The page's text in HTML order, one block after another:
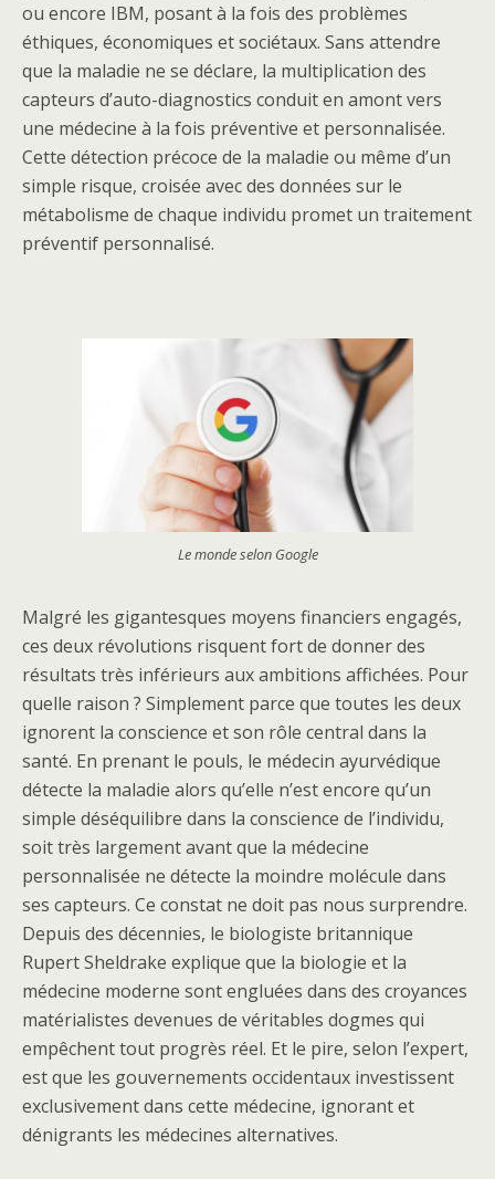
ou encore IBM, posant à la fois des problèmes
éthiques, économiques et sociétaux. Sans attendre
que la maladie ne se déclare, la multiplication des
capteurs d’auto-diagnostics conduit en amont vers
une médecine à la fois préventive et personnalisée.
Cette détection précoce de la maladie ou même d’un
simple risque, croisée avec des données sur le
métabolisme de chaque individu promet un traitement
préventif personnalisé.
Le monde selon Google
Malgré les gigantesques moyens financiers engagés,
ces deux révolutions risquent fort de donner des
résultats très inférieurs aux ambitions affichées. Pour
quelle raison ? Simplement parce que toutes les deux
ignorent la conscience et son rôle central dans la
santé. En prenant le pouls, le médecin ayurvédique
détecte la maladie alors qu’elle n’est encore qu’un
simple déséquilibre dans la conscience de l’individu,
soit très largement avant que la médecine
personnalisée ne détecte la moindre molécule dans
ses capteurs. Ce constat ne doit pas nous surprendre.
Depuis des décennies, le biologiste britannique
Rupert Sheldrake explique que la biologie et la
médecine moderne sont engluées dans des croyances
matérialistes devenues de véritables dogmes qui
empêchent tout progrès réel. Et le pire, selon l’expert,
est que les gouvernements occidentaux investissent
exclusivement dans cette médecine, ignorant et
dénigrants les médecines alternatives.